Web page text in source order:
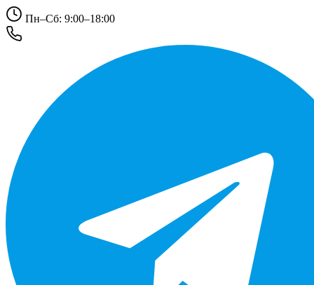
Пн–Сб: 9:00–18:00